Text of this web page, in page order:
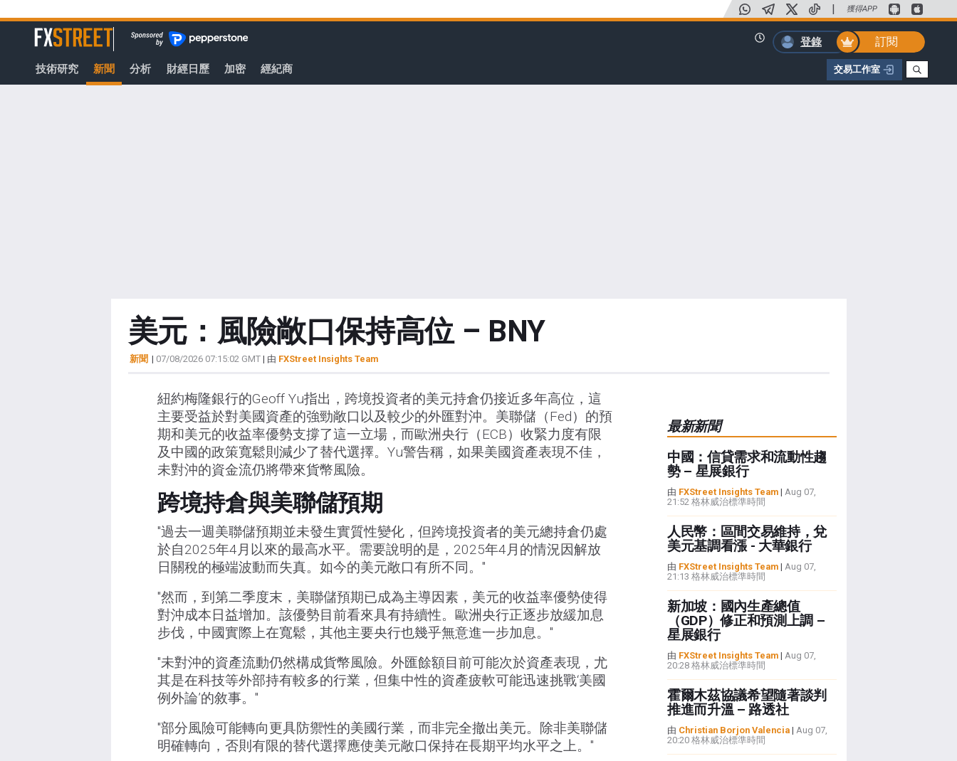
至
容
| 獲得APP
FXStreet
登錄
訂閱
技術研究 新聞 分析 財經日歷 加密 經紀商 交易工作室
美元：風險敞口保持高位 – BNY
新聞 | 07/08/2026 07:15:02 GMT| 由 FXStreet Insights Team
紐約梅隆銀行的Geoff Yu指出，跨境投資者的美元持倉仍接近多年高位，這
主要受益於對美國資產的強勁敞口以及較少的外匯對沖。美聯儲（Fed）的預
期和美元的收益率優勢支撐了這一立場，而歐洲央行（ECB）收緊力度有限
及中國的政策寬鬆則減少了替代選擇。Yu警告稱，如果美國資產表現不佳，
未對沖的資金流仍將帶來貨幣風險。
跨境持倉與美聯儲預期
"過去一週美聯儲預期並未發生實質性變化，但跨境投資者的美元總持倉仍處
於自2025年4月以來的最高水平。需要說明的是，2025年4月的情況因解放
日關稅的極端波動而失真。如今的美元敞口有所不同。"
"然而，到第二季度末，美聯儲預期已成為主導因素，美元的收益率優勢使得
對沖成本日益增加。該優勢目前看來具有持續性。歐洲央行正逐步放緩加息
步伐，中國實際上在寬鬆，其他主要央行也幾乎無意進一步加息。"
"未對沖的資產流動仍然構成貨幣風險。外匯餘額目前可能次於資產表現，尤
其是在科技等外部持有較多的行業，但集中性的資產疲軟可能迅速挑戰‘美國
例外論’的敘事。"
"部分風險可能轉向更具防禦性的美國行業，而非完全撤出美元。除非美聯儲
明確轉向，否則有限的替代選擇應使美元敞口保持在長期平均水平之上。"
最新新聞
中國：信貸需求和流動性趨
勢 – 星展銀行
由 FXStreet Insights Team| Aug 07,
21:52 格林威治標準時間
人民幣：區間交易維持，兌
美元基調看漲 - 大華銀行
由 FXStreet Insights Team| Aug 07,
21:13 格林威治標準時間
新加坡：國內生產總值
（GDP）修正和預測上調 –
星展銀行
由 FXStreet Insights Team| Aug 07,
20:28 格林威治標準時間
霍爾木茲協議希望隨著談判
推進而升溫 – 路透社
由 Christian Borjon Valencia| Aug 07,
20:20 格林威治標準時間